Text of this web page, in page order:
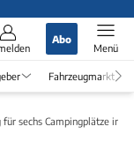
Abo
Menü
Fahrzeugmarkt
für sechs Campingplätze in